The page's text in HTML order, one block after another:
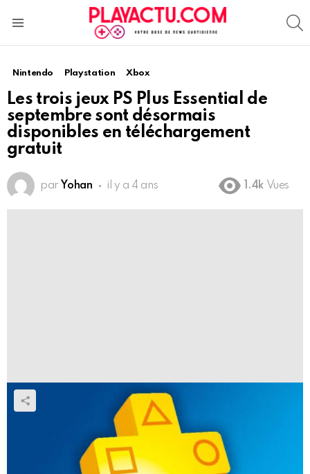
Nintendo Playstation Xbox
Les trois jeux PS Plus Essential de
septembre sont désormais
disponibles en téléchargement
gratuit
par Yohan il y a 4 ans 1.4k Vues